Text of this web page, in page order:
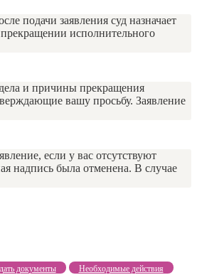
подачи заявления суд назначает
исполнительного
и причины прекращения
вашу просьбу. Заявление
если у вас отсутствуют
надпись была отменена. В случае
документы Необходимые действия